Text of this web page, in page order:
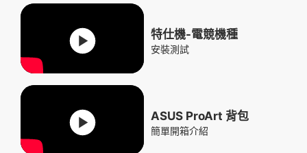
特仕機-電競機種
安裝測試
ASUS ProArt 背包
簡單開箱介紹